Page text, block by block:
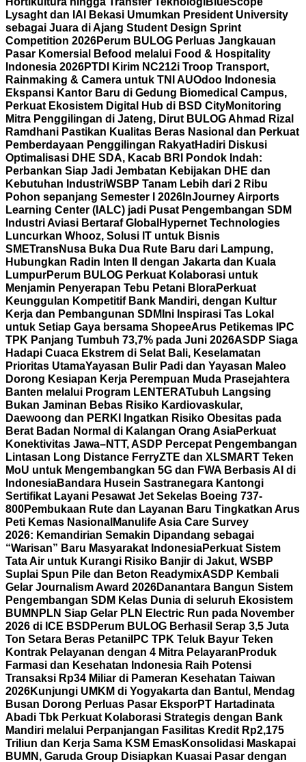
Lysaght dan IAI Bekasi Umumkan President University
sebagai Juara di Ajang Student Design Sprint
Competition 2026Perum BULOG Perluas Jangkauan
Pasar Komersial Befood melalui Food & Hospitality
Indonesia 2026PTDI Kirim NC212i Troop Transport,
Rainmaking & Camera untuk TNI AUOdoo Indonesia
Ekspansi Kantor Baru di Gedung Biomedical Campus,
Perkuat Ekosistem Digital Hub di BSD CityMonitoring
Mitra Penggilingan di Jateng, Dirut BULOG Ahmad Rizal
Ramdhani Pastikan Kualitas Beras Nasional dan Perkuat
Pemberdayaan Penggilingan RakyatHadiri Diskusi
Optimalisasi DHE SDA, Kacab BRI Pondok Indah:
Perbankan Siap Jadi Jembatan Kebijakan DHE dan
Kebutuhan IndustriWSBP Tanam Lebih dari 2 Ribu
Pohon sepanjang Semester I 2026 InJourney Airports
Learning Center (IALC) jadi Pusat Pengembangan SDM
Industri Aviasi Bertaraf Global Hypernet Technologies
Luncurkan Whooz, Solusi IT untuk Bisnis
SMETransNusa Buka Dua Rute Baru dari Lampung,
Hubungkan Radin Inten II dengan Jakarta dan Kuala
LumpurPerum BULOG Perkuat Kolaborasi untuk
Menjamin Penyerapan Tebu Petani BloraPerkuat
Keunggulan Kompetitif Bank Mandiri, dengan Kultur
Kerja dan Pembangunan SDM Ini Inspirasi Tas Lokal
untuk Setiap Gaya bersama ShopeeArus Petikemas IPC
TPK Panjang Tumbuh 73,7% pada Juni 2026ASDP Siaga
Hadapi Cuaca Ekstrem di Selat Bali, Keselamatan
Prioritas UtamaYayasan Bulir Padi dan Yayasan Maleo
Dorong Kesiapan Kerja Perempuan Muda Prasejahtera
Banten melalui Program LENTERATubuh Langsing
Bukan Jaminan Bebas Risiko Kardiovaskular,
Daewoong dan PERKI Ingatkan Risiko Obesitas pada
Berat Badan Normal di Kalangan Orang AsiaPerkuat
Konektivitas Jawa–NTT, ASDP Percepat Pengembangan
Lintasan Long Distance FerryZTE dan XLSMART Teken
MoU untuk Mengembangkan 5G dan FWA Berbasis AI di
IndonesiaBandara Husein Sastranegara Kantongi
Sertifikat Layani Pesawat Jet Sekelas Boeing 737-
800Pembukaan Rute dan Layanan Baru Tingkatkan Arus
Peti Kemas Nasional Manulife Asia Care Survey
2026: Kemandirian Semakin Dipandang sebagai
“Warisan” Baru Masyarakat IndonesiaPerkuat Sistem
Tata Air untuk Kurangi Risiko Banjir di Jakut, WSBP
Suplai Spun Pile dan Beton ReadymixASDP Kembali
Gelar Journalism Award 2026Danantara Bangun Sistem
Pengembangan SDM Kelas Dunia di seluruh Ekosistem
BUMN PLN Siap Gelar PLN Electric Run pada November
2026 di ICE BSD Perum BULOG Berhasil Serap 3,5 Juta
Ton Setara Beras Petani IPC TPK Teluk Bayur Teken
Kontrak Pelayanan dengan 4 Mitra Pelayaran Produk
Farmasi dan Kesehatan Indonesia Raih Potensi
Transaksi Rp34 Miliar di Pameran Kesehatan Taiwan
2026Kunjungi UMKM di Yogyakarta dan Bantul, Mendag
Busan Dorong Perluas Pasar EksporPT Hartadinata
Abadi Tbk Perkuat Kolaborasi Strategis dengan Bank
Mandiri melalui Perpanjangan Fasilitas Kredit Rp2,175
Triliun dan Kerja Sama KSM EmasKonsolidasi Maskapai
BUMN, Garuda Group Disiapkan Kuasai Pasar dengan